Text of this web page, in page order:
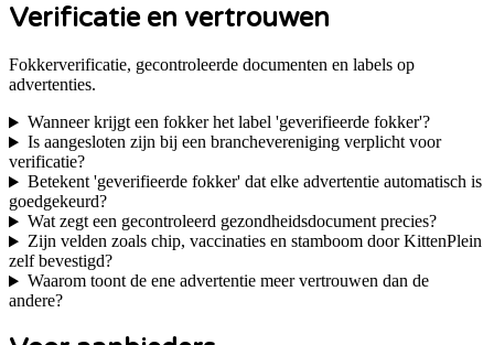
Verificatie en vertrouwen
Fokkerverificatie, gecontroleerde documenten en labels op
advertenties.
Wanneer krijgt een fokker het label 'geverifieerde fokker'?
Is aangesloten zijn bij een branchevereniging verplicht voor
verificatie?
Betekent 'geverifieerde fokker' dat elke advertentie automatisch is
goedgekeurd?
Wat zegt een gecontroleerd gezondheidsdocument precies?
Zijn velden zoals chip, vaccinaties en stamboom door KittenPlein
zelf bevestigd?
Waarom toont de ene advertentie meer vertrouwen dan de
andere?